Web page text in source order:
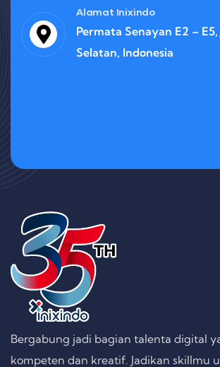
Alamat Inixindo
Permata Senayan E2 –
Selatan, Indonesia
Bergabung jadi bagian talenta digital
kompeten dan kreatif. Jadikan skillmu